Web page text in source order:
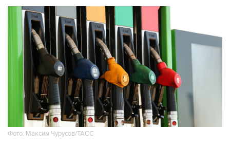
Фото: Максим Чурусов/ТАСС